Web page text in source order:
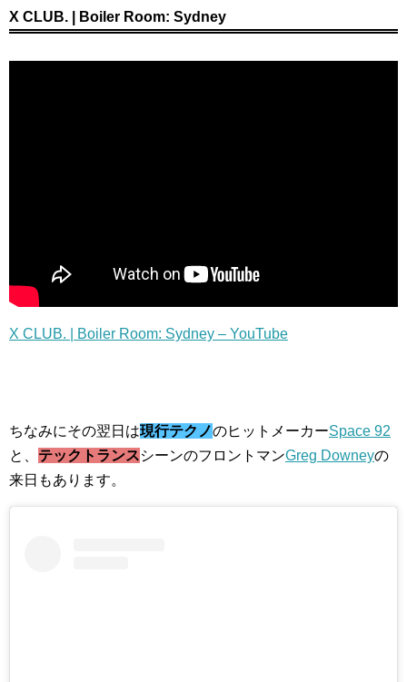
X CLUB. | Boiler Room: Sydney
X CLUB. | Boiler Room: Sydney – YouTube
ちなみにその翌日は現行テクノのヒットメーカーSpace 92
と、 テックトランスシーンのフロントマンGreg Downeyの
来日もあります。